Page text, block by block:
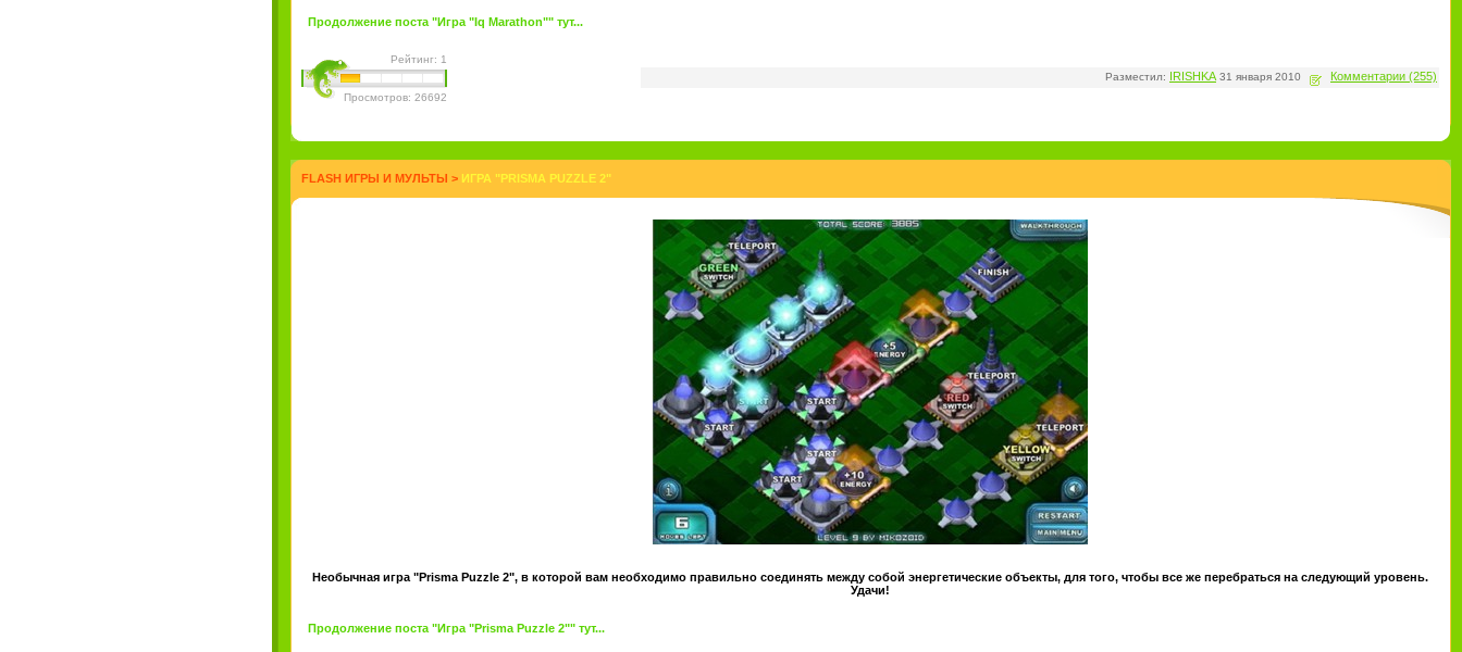
Продолжение поста "Игра "Iq Marathon"" тут...
Рейтинг: 1
Просмотров: 26692
Разместил: IRISHKA 31 января 2010 Комментарии (255)
FLASH ИГРЫ И МУЛЬТЫ > ИГРА "PRISMA PUZZLE 2"
Необычная игра "Prisma Puzzle 2", в которой вам необходимо правильно соединять между собой энергетические объекты, для того, чтобы все же перебраться на следующий уровень.
Удачи!
Продолжение поста "Игра "Prisma Puzzle 2"" тут...